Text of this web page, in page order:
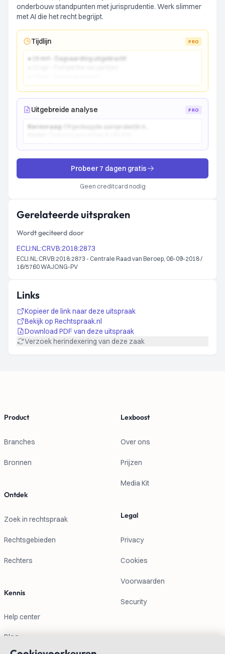
onderbouw standpunten met jurisprudentie. Werk slimmer
met AI die het recht begrijpt.
Tijdlijn PRO
● 15 mrt - Dagvaarding uitgebracht
Uitgebreide analyse PRO
Kernvraag:
Probeer 7 dagen gratis
Geen creditcard nodig
Gerelateerde uitspraken
Wordt geciteerd door
ECLI:NL:CRVB:2018:2873
ECLI:NL:CRVB:2018:2873 - Centrale Raad van Beroep, 06-09-2018 /
16/5760 WAJONG-PV
Links
Kopieer de link naar deze uitspraak
Bekijk op Rechtspraak.nl
Download PDF van deze uitspraak
Verzoek herindexering van deze zaak
Product
Branches
Bronnen
Ontdek
Zoek in rechtspraak
Rechtsgebieden
Rechters
Kennis
Help center
Blog
Lexboost
Over ons
Prijzen
Media Kit
Legal
Privacy
Cookies
Voorwaarden
Security